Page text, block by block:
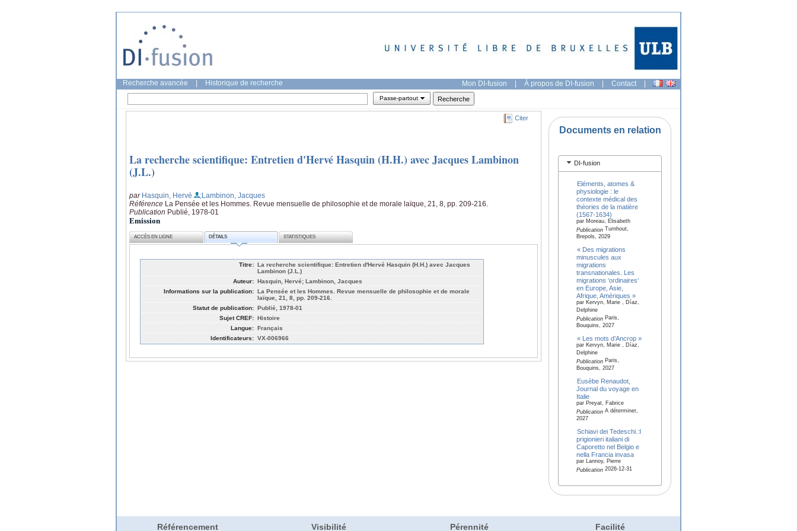
Recherche avancée Historique de recherche Mon DI-fusion | À propos de DI-fusion | Contact |
Passe-partout
Citer
La recherche scientifique: Entretien d'Hervé Hasquin (H.H.) avec Jacques Lambinon
(J.L.)
par Hasquin, Hervé
;Lambinon, Jacques
Référence La Pensée et les Hommes. Revue mensuelle de philosophie et de morale laïque, 21, 8, pp. 209-216.
Publication Publié, 1978-01
Emission
ACCÈS EN LIGNE DÉTAILS STATISTIQUES
Titre: La recherche scientifique: Entretien d'Hervé Hasquin (H.H.) avec Jacques
Lambinon (J.L.)
Auteur: Hasquin, Hervé; Lambinon, Jacques
Informations sur la publication: La Pensée et les Hommes. Revue mensuelle de philosophie et de morale
laïque, 21, 8, pp. 209-216.
Statut de publication: Publié, 1978-01
Sujet CREF: Histoire
Langue: Français
Identificateurs: VX-006966
Documents en relation
DI-fusion
Eléments, atomes &
physiologie : le
contexte médical des
théories de la matière
(1567-1634)
par Moreau, Elisabeth
PublicationTurnhout,
Brepols, 2029
« Des migrations
minuscules aux
migrations
transnationales. Les
migrations ‘ordinaires’
en Europe, Asie,
Afrique, Amériques »
par Kervyn, Marie , Díaz,
Delphine
PublicationParis,
Bouquins, 2027
« Les mots d’Ancrop »
par Kervyn, Marie , Díaz,
Delphine
PublicationParis,
Bouquins, 2027
Eusèbe Renaudot,
Journal du voyage en
Italie
par Preyat, Fabrice
PublicationA déterminer,
2027
Schiavi dei Tedeschi.:I
prigionieri italiani di
Caporetto nel Belgio e
nella Francia invasa
par Lannoy, Pierre
Publication2026-12-31
Référencement Visibilité Pérennité Facilité